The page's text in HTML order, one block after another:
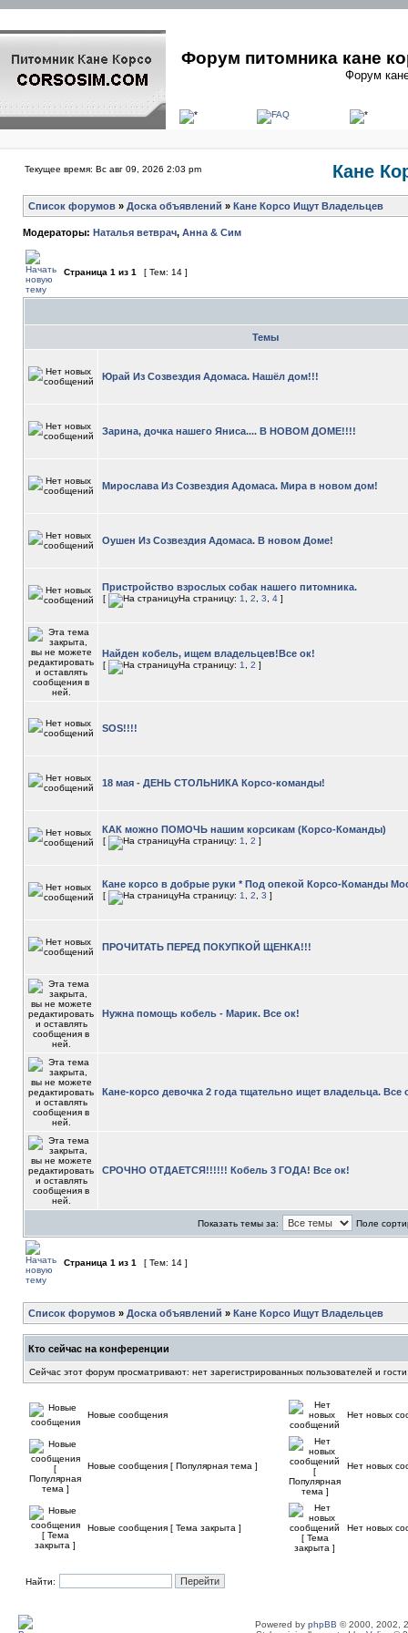
Форум питомника кане
Форум
Текущее время: Вс авг 09, 2026 2:03 pm Кане
Список форумов » Доска объявлений » Кане Корсо Ищут Владельцев
Модераторы: Наталья ветврач, Анна & Сим
Страница 1 из 1 [ Тем: 14 ]
Темы
Юрай Из Созвездия Адомаса. Нашёл дом!!!
Зарина, дочка нашего Яниса.... В НОВОМ ДОМЕ!!!!
Мирослава Из Созвездия Адомаса. Мира в новом дом!
Оушен Из Созвездия Адомаса. В новом Доме!
Пристройство взрослых собак нашего питомника.
[ На страницу: 1 2 3 4 ]
Найден кобель, ищем владельцев!Все ок!
[ На страницу: 1 2 ]
SOS!!!!
18 мая - ДЕНЬ СТОЛЬНИКА Корсо-команды!
КАК можно ПОМОЧЬ нашим корсикам (Корсо-Команды)
[ На страницу: 1 2 ]
Кане корсо в добрые руки * Под опекой Корсо-Команды
[ На страницу: 1 2 3 ]
ПРОЧИТАТЬ ПЕРЕД ПОКУПКОЙ ЩЕНКА!!!
Нужна помощь кобель - Марик. Все ок!
Кане-корсо девочка 2 года тщательно ищет владельца. Все
СРОЧНО ОТДАЕТСЯ!!!!!! Кобель 3 ГОДА! Все ок!
Показать темы за: Поле
Страница 1 из 1 [ Тем: 14 ]
Список форумов » Доска объявлений » Кане Корсо Ищут Владельцев
Кто сейчас на конференции
Сейчас этот форум просматривают: нет зарегистрированных пользователей и
Новые сообщения Нет новых
Новые сообщения [ Популярная тема ] Нет новых
Новые сообщения [ Тема закрыта ] Нет новых
Найти:
Powered by phpBB © 2000, 2002,